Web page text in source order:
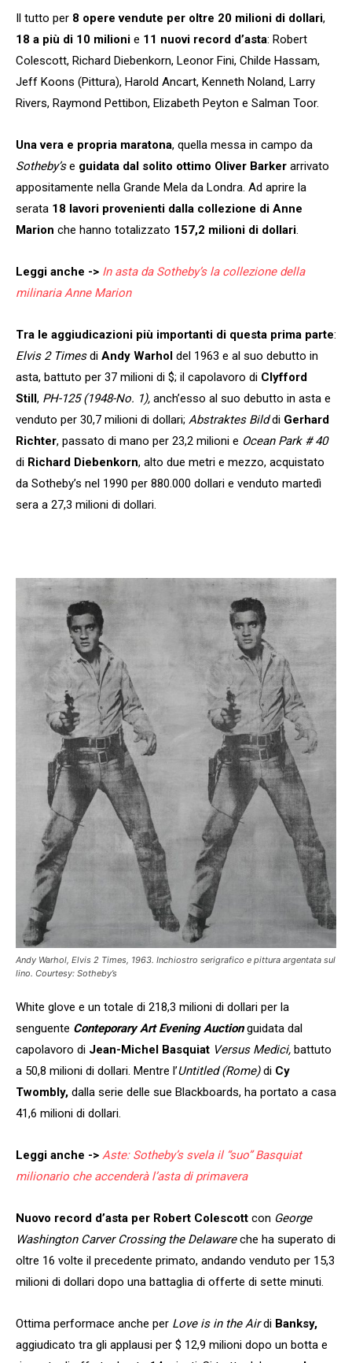
Il tutto per 8 opere vendute per oltre 20 milioni di dollari,
18 a più di 10 milioni e 11 nuovi record d’asta: Robert
Colescott, Richard Diebenkorn, Leonor Fini, Childe Hassam,
Jeff Koons (Pittura), Harold Ancart, Kenneth Noland, Larry
Rivers, Raymond Pettibon, Elizabeth Peyton e Salman Toor.
Una vera e propria maratona, quella messa in campo da
Sotheby’se guidata dal solito ottimo Oliver Barker arrivato
appositamente nella Grande Mela da Londra. Ad aprire la
serata 18 lavori provenienti dalla collezione di Anne
Marion che hanno totalizzato 157,2 milioni di dollari
Leggi anche -> In asta da Sotheby’s la collezione della
milinaria Anne Marion
Tra le aggiudicazioni più importanti di questa prima parte:
Elvis 2 Timesdi Andy Warhol del 1963 e al suo debutto in
asta, battuto per 37 milioni di $; il capolavoro di Clyfford
Still, PH-125 (1948-No. 1), anch’esso al suo debutto in asta e
venduto per 30,7 milioni di dollari; Abstraktes Bilddi Gerhard
Richter, passato di mano per 23,2 milioni e Ocean Park # 40
di Richard Diebenkorn, alto due metri e mezzo, acquistato
da Sotheby’s nel 1990 per 880.000 dollari e venduto martedì
sera a 27,3 milioni di dollari.
Andy Warhol, Elvis 2 Times , 1963. Inchiostro serigrafico e pittura argentata sul
lino. Courtesy: Sotheby’s
White glove e un totale di 218,3 milioni di dollari per la
senguente Conteporary Art Evening Auctionguidata dal
capolavoro di Jean-Michel Basquiat Versus Medici, battuto
a 50,8 milioni di dollari. Mentre l’Untitled (Rome)di Cy
Twombly, dalla serie delle sue Blackboards, ha portato a casa
41,6 milioni di dollari.
Leggi anche -> Aste: Sotheby’s svela il “suo” Basquiat
milionario che accenderà l’asta di primavera
Nuovo record d’asta per Robert Colescott con George
Washington Carver Crossing the Delawareche ha superato di
oltre 16 volte il precedente primato, andando venduto per 15,3
milioni di dollari dopo una battaglia di offerte di sette minuti.
Ottima performace anche per Love is in the Airdi Banksy,
aggiudicato tra gli applausi per $ 12,9 milioni dopo un botta e